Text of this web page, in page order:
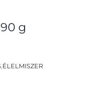
g
,ÉLELMISZER